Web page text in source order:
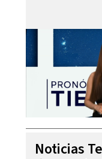
Noticias